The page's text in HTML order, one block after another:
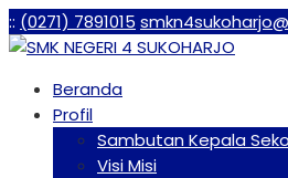
:: (0271) 7891015
Beranda
Profil
Sambutan Kepala
Visi Misi